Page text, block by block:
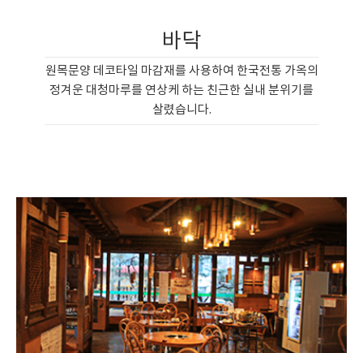
바닥
원목문양 데코타일 마감재를 사용하여 한국전통 가옥의
정겨운 대청마루를 연상케 하는 친근한 실내 분위기를
살렸습니다.